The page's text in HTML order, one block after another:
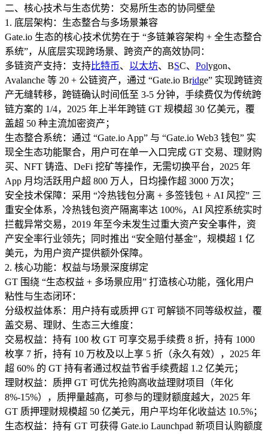
二、核心技术与生态优势：交易所生态的协同壁垒​
1. 底层架构：生态整合与多场景兼容​
Gate.io 生态的核心技术优势在于 “多链兼容架构 + 全生态整合
系统”，从底层实现跨场景、跨资产的高效协同：​
多链资产支持：支持比特币、 以太坊、BSC、 Polygon、
Avalanche 等 20 + 公链资产，通过 “Gate.io Bridge” 实现跨链资
产无缝转移，跨链确认时间低至 3-5 分钟，手续费仅为传统跨
链方案的 1/4，2025 年上半年跨链 GT 规模超 30 亿美元，覆
盖超 50 种主流加密资产；​
生态整合系统：通过 “Gate.io App” 与 “Gate.io Web3 钱包” 实
现全生态功能聚合，用户可在单一入口完成 GT 交易、理财购
买、NFT 铸造、DeFi 挖矿等操作，无需切换平台，2025 年
App 月均活跃用户超 800 万人，日均操作超 3000 万次；​
安全技术保障：采用 “冷热钱包分离 + 多签钱包 + AI 风控” 三
重安全体系，冷热钱包资产隔离率达 100%，AI 风控系统实时
拦截异常交易，2019 年至今未发生过重大资产安全事件，资
产安全率行业领先；同时推出 “安全赔付基金”，规模超 1 亿
美元，为用户资产提供额外保障。​
2. 核心功能：权益与场景深度绑定​
GT 围绕 “生态权益 + 多场景应用” 打造核心功能，强化用户
粘性与生态闭环：​
分级权益体系：用户持有或质押 GT 可解锁不同等级权益，覆
盖交易、理财、生态三大维度：​
交易权益：持有 100 枚 GT 可享交易手续费 8 折，持有 1000
枚享 7 折，持有 10 万枚及以上享 5 折（永久有效），2025 年
超 60% 的 GT 持有者通过权益节省手续费超 1.2 亿美元；​
理财权益：质押 GT 可优先抢购高收益理财项目（年化
8%-15%），质押量越高，可参与的理财额度越大，2025 年
GT 质押理财规模超 50 亿美元，用户平均年化收益达 10.5%；​
生态权益：持有 GT 可获得 Gate.io Launchpad 新项目认购额度